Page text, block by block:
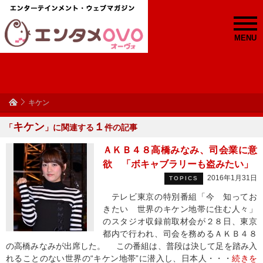
MENU
キケン
「キケン 」に関連する １ 件の記事
ＡＫＢ４８高橋みなみ、司会業に意
欲 「ボキャブラリーも盗みたい」
TOPICS 2016年1月31日
テレビ東京の特別番組「今 知ってお
きたい 世界のキケン地帯に住む人々」
のスタジオ収録前取材会が２８日、東京
都内で行われ、司会を務めるＡＫＢ４８
の高橋みなみが出席した。 この番組は、普段は決して足を踏み入
れることのない世界の“キケン地帯”に潜入し、日本人・・・続きを